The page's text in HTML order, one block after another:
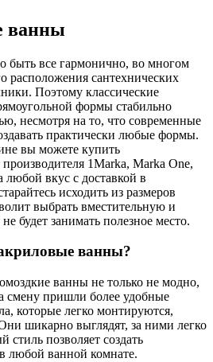
ванны
быть все гармонично, во многом
расположения сантехнических
Поэтому классические
формы стабильно
несмотря на то, что современные
практически любые формы.
вы можете купить
1Marka, Marka One,
вкус с доставкой в
исходить из размеров
выбрать вместительную и
будет занимать полезное место.
ванны?
ванны не только не модно,
смену пришли более удобные
которые легко монтируются,
шикарно выглядят, за ними легко
стиль позволяет создать
любой ванной комнате.